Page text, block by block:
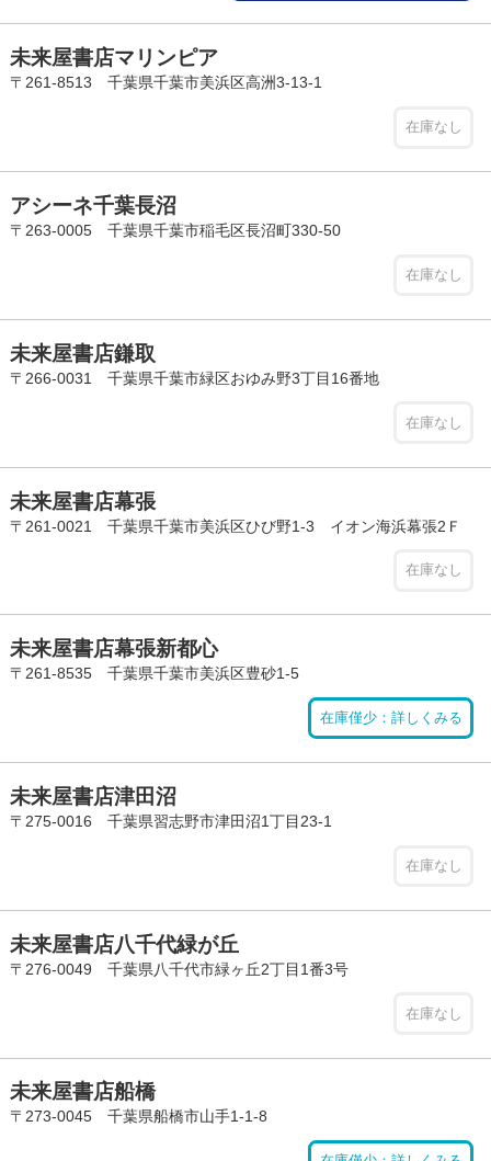
未来屋書店マリンピア
〒261-8513 千葉県千葉市美浜区高洲3-13-1
在庫なし
アシーネ千葉長沼
〒263-0005 千葉県千葉市稲毛区長沼町330-50
在庫なし
未来屋書店鎌取
〒266-0031 千葉県千葉市緑区おゆみ野3丁目16番地
在庫なし
未来屋書店幕張
〒261-0021 千葉県千葉市美浜区ひび野1-3 イオン海浜幕張2Ｆ
在庫なし
未来屋書店幕張新都心
〒261-8535 千葉県千葉市美浜区豊砂1-5
在庫僅少：詳しくみる
未来屋書店津田沼
〒275-0016 千葉県習志野市津田沼1丁目23-1
在庫なし
未来屋書店八千代緑が丘
〒276-0049 千葉県八千代市緑ヶ丘2丁目1番3号
在庫なし
未来屋書店船橋
〒273-0045 千葉県船橋市山手1-1-8